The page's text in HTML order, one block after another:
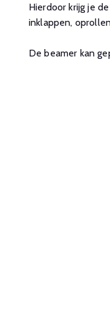
Hierdoor krijg je
inklappen,
De beamer kan